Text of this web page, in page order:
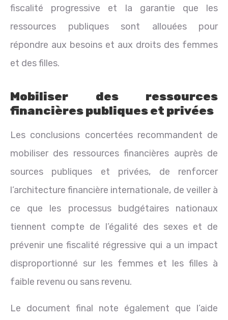
fiscalité progressive et la garantie que les
ressources publiques sont allouées pour
répondre aux besoins et aux droits des femmes
et des filles.
Mobiliser des ressources
financières publiques et privées
Les conclusions concertées recommandent de
mobiliser des ressources financières auprès de
sources publiques et privées, de renforcer
l’architecture financière internationale, de veiller à
ce que les processus budgétaires nationaux
tiennent compte de l’égalité des sexes et de
prévenir une fiscalité régressive qui a un impact
disproportionné sur les femmes et les filles à
faible revenu ou sans revenu.
Le document final note également que l’aide